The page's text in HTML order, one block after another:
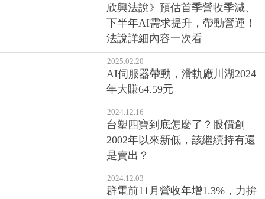
欣興法說》預估首季營收季減、
下半年AI需求提升，帶動營運！
法說詳細內容一次看
2025.02.20
AI伺服器帶動，滑軌廠川湖2024
年大賺64.59元
2024.12.16
台塑四寶到底怎麼了？股價創
2002年以來新低，該繼續持有還
是賣出？
2024.12.03
群電前11月營收年增1.3%，力拚